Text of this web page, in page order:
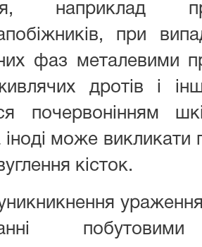
наприклад
при
фаз металевими
живлячих дротів і
почервонінням
іноді може
кісток.